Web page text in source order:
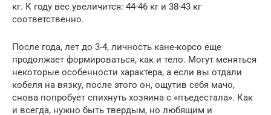
кг. К году вес увеличится: 44-46 кг и 38-43 кг
соответственно.
После года, лет до 3-4, личность кане-корсо еще
продолжает формироваться, как и тело. Могут меняться
некоторые особенности характера, а если вы отдали
кобеля на вязку, после этого он, ощутив себя мачо,
снова попробует спихнуть хозяина с «пъедестала». Как
и всегда, нужно быть твердым, но любящим и